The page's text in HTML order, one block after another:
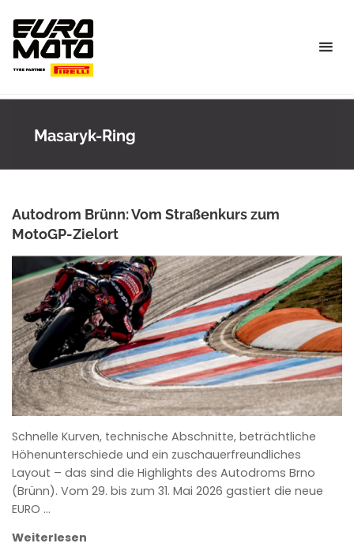
content
Masaryk-Ring
Autodrom Brünn: Vom Straßenkurs zum
MotoGP-Zielort
ANKE WIECZOREK
Schnelle Kurven, technische Abschnitte, beträchtliche
Höhenunterschiede und ein zuschauerfreundliches
Layout – das sind die Highlights des Autodroms Brno
(Brünn). Vom 29. bis zum 31. Mai 2026 gastiert die neue
EURO …
Weiterlesen